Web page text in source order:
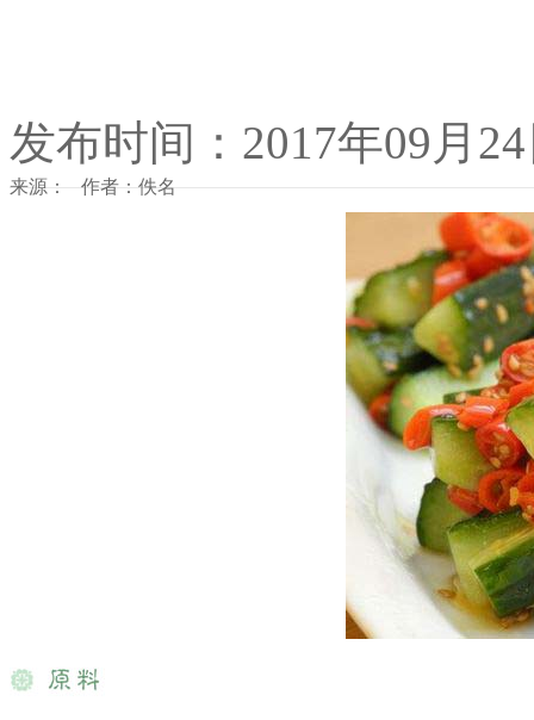
发布时间：2017年09月
来源： 作者：佚名